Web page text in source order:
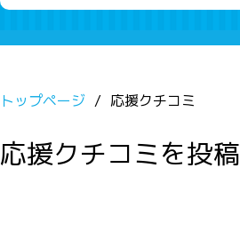
トップページ 応援クチコミ
応援クチコミを投稿